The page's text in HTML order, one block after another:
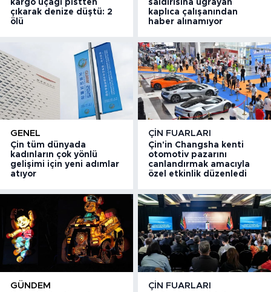
kargo uçağı pistten
çıkarak denize düştü: 2
ölü
saldırısına uğrayan
kaplıca çalışanından
haber alınamıyor
GENEL
Çin tüm dünyada
kadınların çok yönlü
gelişimi için yeni adımlar
atıyor
ÇIN FUARLARI
Çin'in Changsha kenti
otomotiv pazarını
canlandırmak amacıyla
özel etkinlik düzenledi
GÜNDEM ÇIN FUARLARI